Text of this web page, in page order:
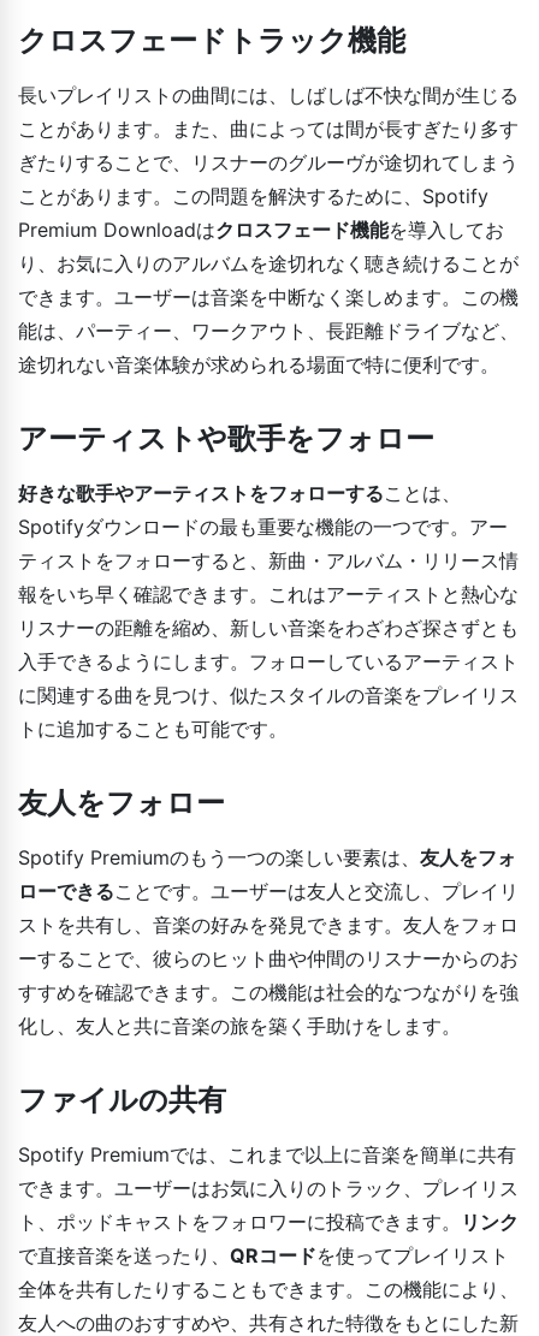
クロスフェードトラック機能
長いプレイリストの曲間には、しばしば不快な間が生じる
ことがあります。また、曲によっては間が長すぎたり多す
ぎたりすることで、リスナーのグルーヴが途切れてしまう
ことがあります。この問題を解決するために、Spotify
Premium Downloadはクロスフェード機能を導入してお
り、お気に入りのアルバムを途切れなく聴き続けることが
できます。ユーザーは音楽を中断なく楽しめます。この機
能は、パーティー、ワークアウト、長距離ドライブなど、
途切れない音楽体験が求められる場面で特に便利です。
アーティストや歌手をフォロー
好きな歌手やアーティストをフォローすることは、
Spotifyダウンロードの最も重要な機能の一つです。アー
ティストをフォローすると、新曲・アルバム・リリース情
報をいち早く確認できます。これはアーティストと熱心な
リスナーの距離を縮め、新しい音楽をわざわざ探さずとも
入手できるようにします。フォローしているアーティスト
に関連する曲を見つけ、似たスタイルの音楽をプレイリス
トに追加することも可能です。
友人をフォロー
Spotify Premiumのもう一つの楽しい要素は、 友人をフォ
ローできることです。ユーザーは友人と交流し、プレイリ
ストを共有し、音楽の好みを発見できます。友人をフォロ
ーすることで、彼らのヒット曲や仲間のリスナーからのお
すすめを確認できます。この機能は社会的なつながりを強
化し、友人と共に音楽の旅を築く手助けをします。
ファイルの共有
Spotify Premiumでは、これまで以上に音楽を簡単に共有
できます。ユーザーはお気に入りのトラック、プレイリス
ト、ポッドキャストをフォロワーに投稿できます。
リンク
で直接音楽を送ったり、 QRコードを使ってプレイリスト
全体を共有したりすることもできます。この機能により、
友人への曲のおすすめや、共有された特徴をもとにした新